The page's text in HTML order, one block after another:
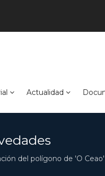
Actualidad
del polígono de 'O Ceao'